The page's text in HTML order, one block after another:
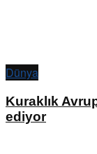
Dünya
Kuraklık
ediyor